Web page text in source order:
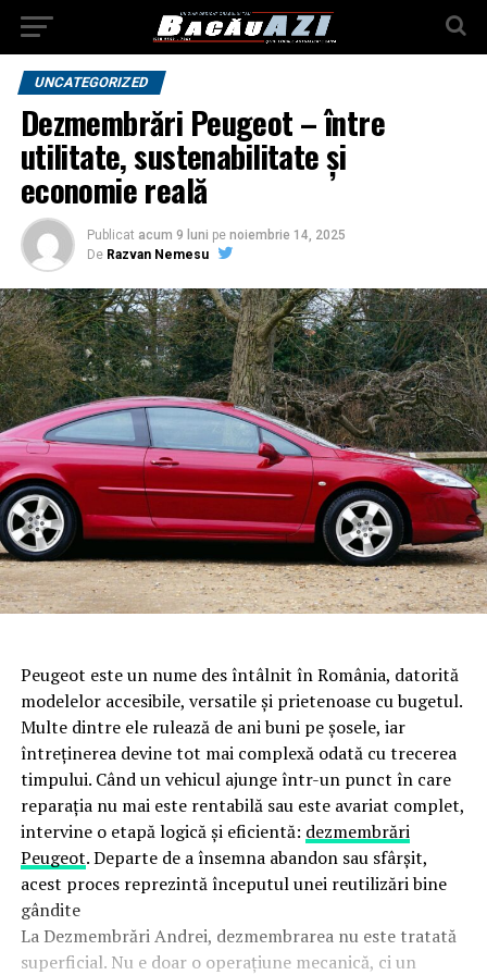
UNCATEGORIZED
Dezmembrări Peugeot – între
utilitate, sustenabilitate și
economie reală
Publicat acum 9 luni pe noiembrie 14, 2025
De Razvan Nemesu
Peugeot este un nume des întâlnit în România, datorită
modelelor accesibile, versatile și prietenoase cu bugetul.
Multe dintre ele rulează de ani buni pe șosele, iar
întreținerea devine tot mai complexă odată cu trecerea
timpului. Când un vehicul ajunge într-un punct în care
reparația nu mai este rentabilă sau este avariat complet,
intervine o etapă logică și eficientă: dezmembrări
Peugeot. Departe de a însemna abandon sau sfârșit,
acest proces reprezintă începutul unei reutilizări bine
gândite
La Dezmembrări Andrei, dezmembrarea nu este tratată
superficial. Nu e doar o operațiune mecanică, ci un